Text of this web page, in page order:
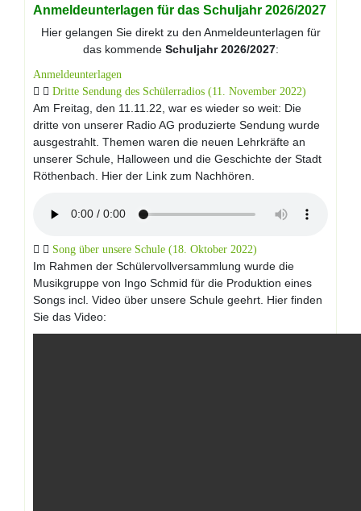
Anmeldeunterlagen für das Schuljahr 2026/2027
Hier gelangen Sie direkt zu den Anmeldeunterlagen für
das kommende Schuljahr 2026/2027:
Anmeldeunterlagen
Dritte Sendung des Schülerradios (11. November 2022)
Am Freitag, den 11.11.22, war es wieder so weit: Die
dritte von unserer Radio AG produzierte Sendung wurde
ausgestrahlt. Themen waren die neuen Lehrkräfte an
unserer Schule, Halloween und die Geschichte der Stadt
Röthenbach. Hier der Link zum Nachhören.
Song über unsere Schule (18. Oktober 2022)
Im Rahmen der Schülervollversammlung wurde die
Musikgruppe von Ingo Schmid für die Produktion eines
Songs incl. Video über unsere Schule geehrt. Hier finden
Sie das Video: